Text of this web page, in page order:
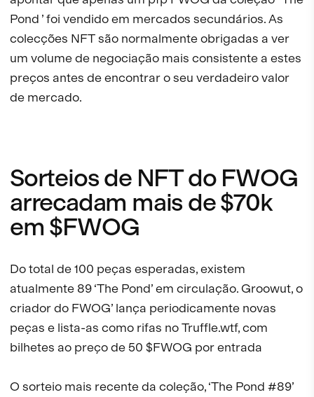
Pond ’ foi vendido em mercados secundários. As
colecções NFT são normalmente obrigadas a ver
um volume de negociação mais consistente a estes
preços antes de encontrar o seu verdadeiro valor
de mercado.
Sorteios de NFT do FWOG
arrecadam mais de $70k
em $FWOG
Do total de 100 peças esperadas, existem
atualmente 89 ‘The Pond’ em circulação. Groowut, o
criador do FWOG’ lança periodicamente novas
peças e lista-as como rifas no Truffle.wtf, com
bilhetes ao preço de 50 $FWOG por entrada
O sorteio mais recente da coleção, ‘The Pond #89’